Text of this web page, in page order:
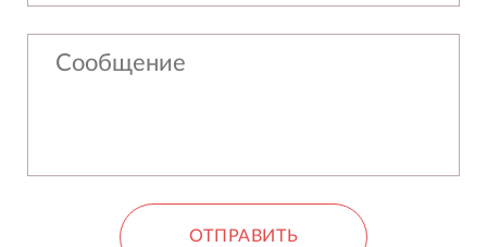
ОТПРАВИТЬ